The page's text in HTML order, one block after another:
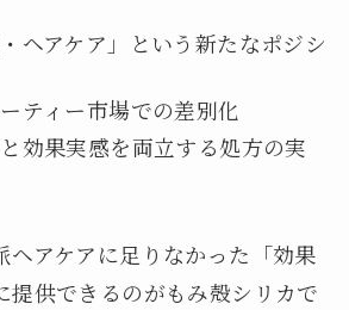
・ヘアケア」という新たなポジシ
ティー市場での差別化
効果実感を両立する処方の実
ヘアケアに足りなかった「効果
提供できるのがもみ殻シリカで